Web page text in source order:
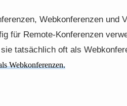
Webkonferenzen und
für Remote-Konferenzen
tatsächlich oft als
Webkonferenzen.